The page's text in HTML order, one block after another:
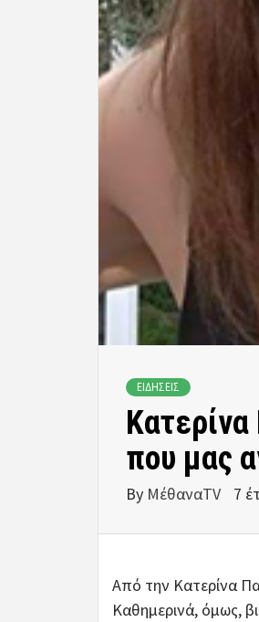
ΕΙΔΗΣΕΙΣ
που μας
By ΜέθαναTV 7
Από την Κατερίνα
Καθημερινά, όμως,